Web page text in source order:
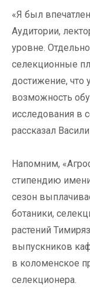
«Я был
Аудитории,
уровне.
селекционные
достижение, что
возможность
исследования в
рассказал
Напомним,
стипендию
сезон
ботаники,
растений
выпускников
в коломенское
селекционера.